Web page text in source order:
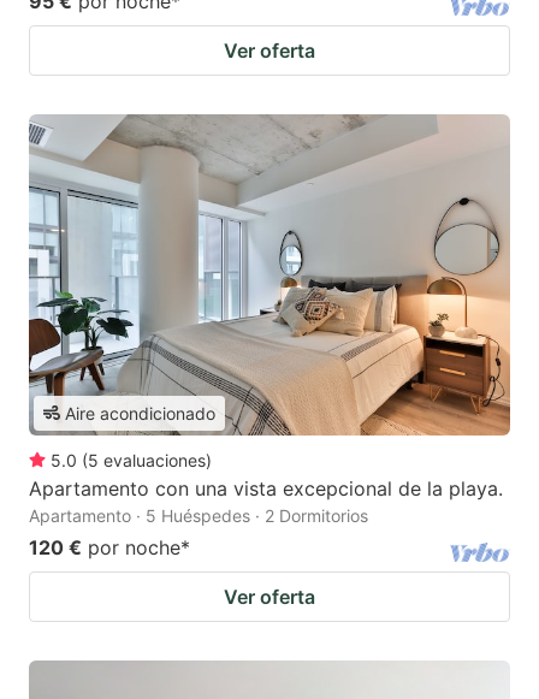
Ver oferta
Aire acondicionado
5.0 (5 evaluaciones)
Apartamento con una vista excepcional de la playa.
Apartamento · 5 Huéspedes · 2 Dormitorios
120 € por noche*
Ver oferta